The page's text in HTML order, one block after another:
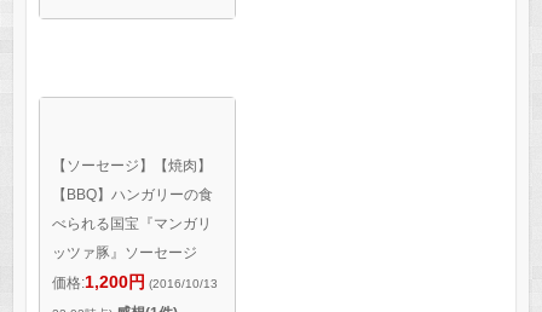
【ソーセージ】【焼肉】
【BBQ】ハンガリーの食
べられる国宝『マンガリ
ッツァ豚』ソーセージ
価格:1,200円 (2016/10/13